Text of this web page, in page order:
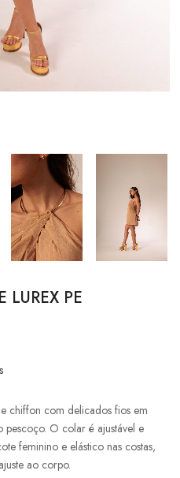
LUREX PE
chiffon com delicados fios em
pescoço. O colar é ajustável e
feminino e elástico nas costas,
ao corpo.